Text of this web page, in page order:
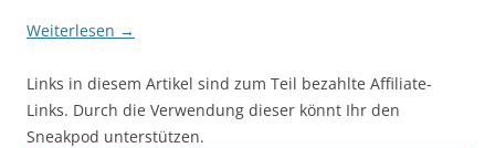
Weiterlesen →
Links in diesem Artikel sind zum Teil bezahlte Affiliate-
Links. Durch die Verwendung dieser könnt Ihr den
Sneakpod unterstützen.